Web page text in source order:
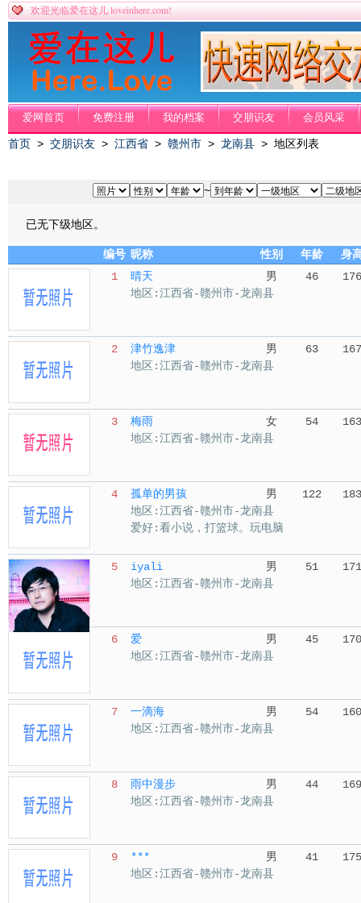
欢迎光临爱在这儿 loveinhere.com!
爱网首页 免费注册 我的档案 交朋识友 会员风采
首页 > 交朋识友 > 江西省 > 赣州市 > 龙南县 > 地区列表
~
已无下级地区。
编号 昵称 性别 年龄
身
1
晴天 男 46
176
地区:江西省-赣州市-龙南县
2 津竹逸津 男 63
167
地区:江西省-赣州市-龙南县
3 梅雨 女 54
163
地区:江西省-赣州市-龙南县
4 孤单的男孩 男 122
183
地区:江西省-赣州市-龙南县
爱好:看小说，打篮球。玩电脑
5 iyali 男 51
171
地区:江西省-赣州市-龙南县
6 爱 男 45
170
地区:江西省-赣州市-龙南县
7 一滴海 男 54
160
地区:江西省-赣州市-龙南县
8 雨中漫步 男 44
169
地区:江西省-赣州市-龙南县
9 *** 男 41
175
地区:江西省-赣州市-龙南县